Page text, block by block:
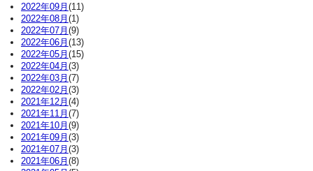
2022年09月 (11)
2022年08月 (1)
2022年07月 (9)
2022年06月 (13)
2022年05月 (15)
2022年04月 (3)
2022年03月 (7)
2022年02月 (3)
2021年12月 (4)
2021年11月 (7)
2021年10月 (9)
2021年09月 (3)
2021年07月 (3)
2021年06月 (8)